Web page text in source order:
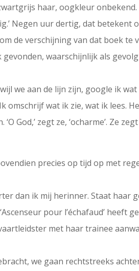
haar, oogkleur
Negen uur dertig, dat betekent
de verschijning van dat boek te
waarschijnlijk als
we aan de lijn zijn, google ik
omschrijf wat ik zie, wat ik lees.
God,’ zegt ze, ‘ocharme’. Ze
precies op tijd op met
dan ik mij herinner. Staat haar
pour l’échafaud’ heeft
met haar trainee
we gaan rechtstreeks